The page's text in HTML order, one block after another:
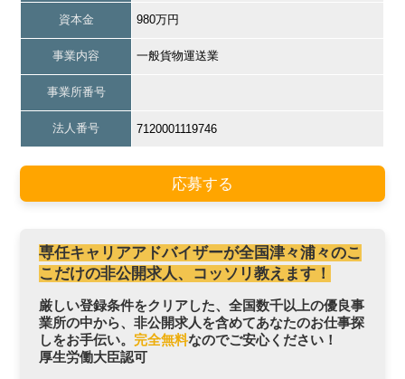
資本金 980万円
事業内容 一般貨物運送業
事業所番号
法人番号 7120001119746
応募する
専任キャリアアドバイザーが全国津々浦々のこ
こだけの非公開求人、コッソリ教えます！
厳しい登録条件をクリアした、全国数千以上の優良事
業所の中から、非公開求人を含めてあなたのお仕事探
しをお手伝い。 完全無料なのでご安心ください！
厚生労働大臣認可